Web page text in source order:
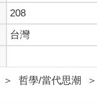
208
台灣
＞ 哲學/當代思潮 ＞